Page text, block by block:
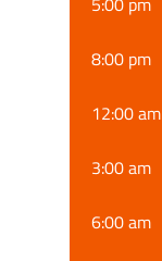
8:00 pm
12:00 am
3:00 am
6:00 am